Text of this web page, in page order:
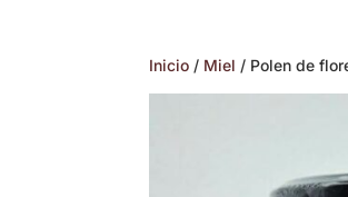
Inicio / Miel / Polen de